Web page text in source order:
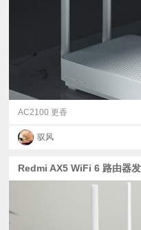
AC2100 更香
驭风
Redmi AX5 WiFi 6 路由器